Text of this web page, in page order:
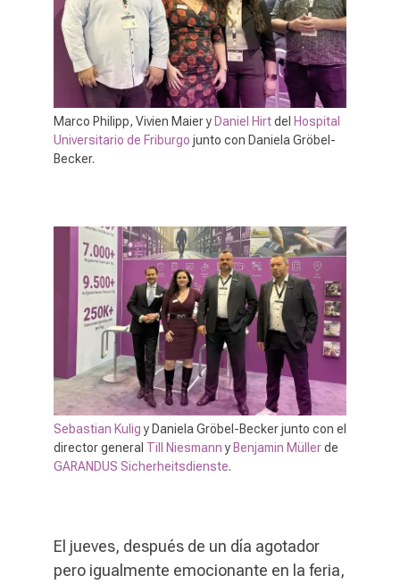
Marco Philipp, Vivien Maier y Daniel Hirtdel Hospital
Universitario de Friburgo junto con Daniela Gröbel-
Becker.
Sebastian Kulig y Daniela Gröbel-Becker junto con el
director general Till Niesmann y Benjamin Müllerde
GARANDUS Sicherheitsdienste.
El jueves, después de un día agotador
pero igualmente emocionante en la feria,